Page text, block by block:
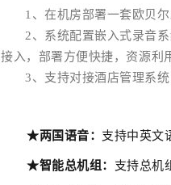
1、在机房部署一套欧贝尔
2、 系统配置嵌入式录音
接入，部署方便快捷，资源利
3、支持对接酒店管理系统
★两国语音： 支持中英文
★智能总机组： 支持总机